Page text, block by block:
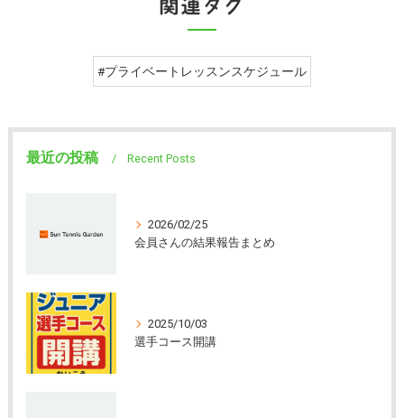
関連タグ
#プライベートレッスンスケジュール
最近の投稿 Recent Posts
2026/02/25
会員さんの結果報告まとめ
2025/10/03
選手コース開講